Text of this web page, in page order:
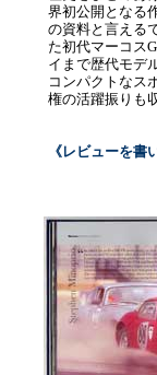
界初公開となる
の資料と言える
た初代マーコス
イまで歴代モデ
コンパクトなス
権の活躍振りも
《レビューを書